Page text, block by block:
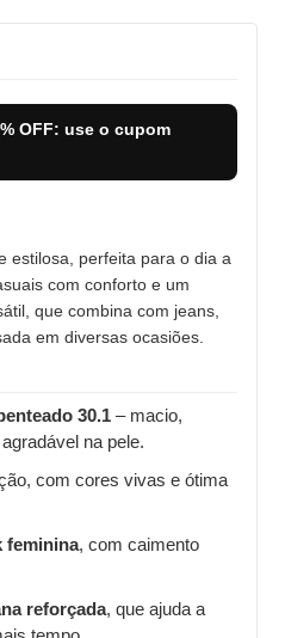
OFF: use o cupom
estilosa, perfeita para o dia a
com conforto e um
que combina com jeans,
em diversas ocasiões.
30.1 – macio,
na pele.
com cores vivas e ótima
feminina, com caimento
reforçada, que ajuda a